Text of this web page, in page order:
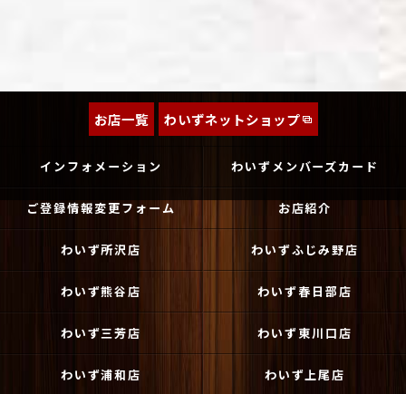
お店一覧 わいずネットショップ
インフォメーション わいずメンバーズカード
ご登録情報変更フォーム お店紹介
わいず所沢店 わいずふじみ野店
わいず熊谷店 わいず春日部店
わいず三芳店 わいず東川口店
わいず浦和店 わいず上尾店